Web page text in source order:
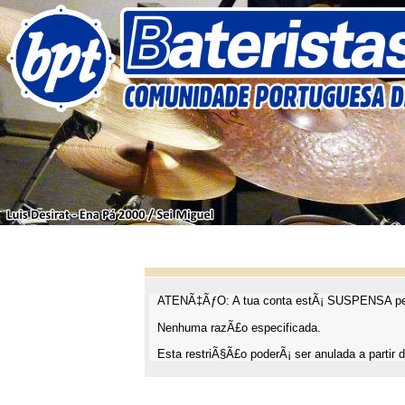
ATENÃ‡ÃƒO: A tua conta estÃ¡ SUSPENSA
Nenhuma razÃ£o especificada.
Esta restriÃ§Ã£o poderÃ¡ ser anulada a partir